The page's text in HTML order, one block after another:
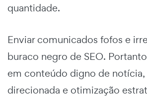
quantidade.
Enviar comunicados fofos e
buraco negro de SEO.
em conteúdo digno de
direcionada e otimização